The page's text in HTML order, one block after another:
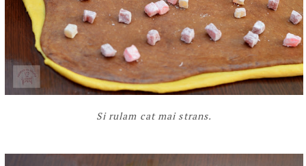
Si rulam cat mai strans.